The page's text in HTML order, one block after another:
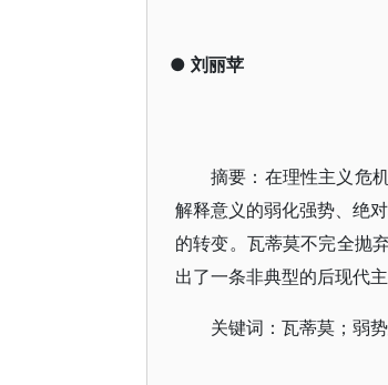
● 刘丽苹
摘要：在理性主义危
解释意义的弱化强势、绝
的转变。瓦蒂莫不完全抛
出了一条非典型的后现代主
关键词：瓦蒂莫；弱